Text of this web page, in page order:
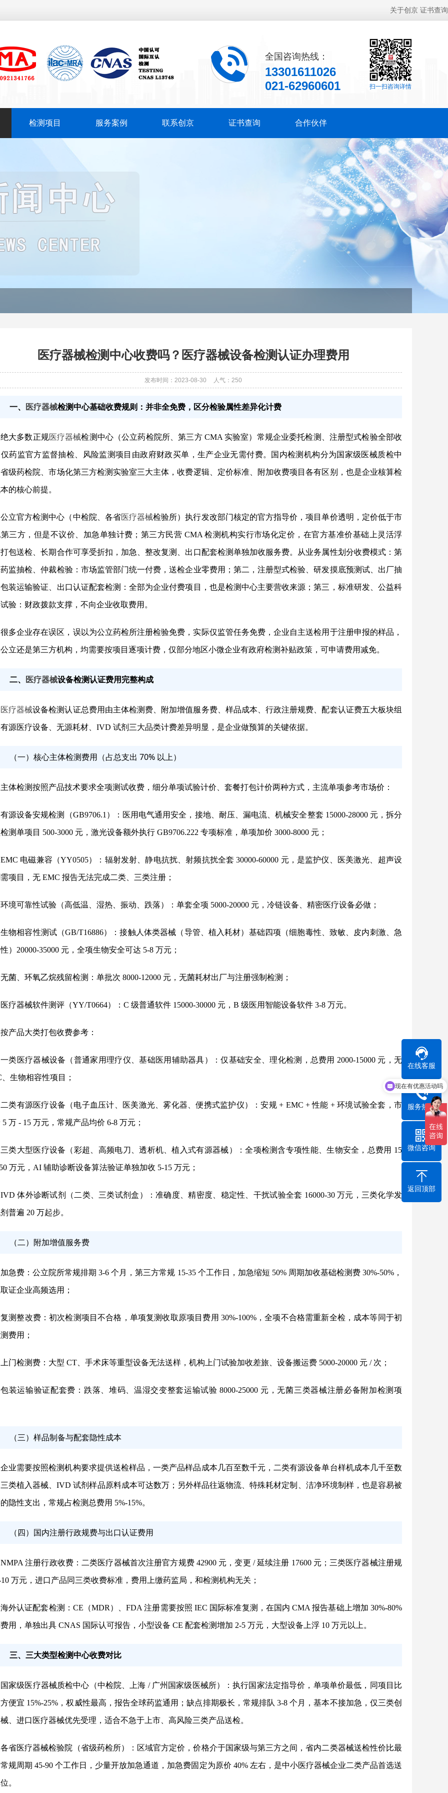
关于创京 证书查询
扫一扫咨询详情
全国咨询热线：
13301611026
021-62960601
检测项目 服务案例 联系创京 证书查询 合作伙伴
性能的通用要求 并列标准：···
医疗器械检测中心收费吗？医疗器械设备检测认证办理费用
发布时间：2023-08-30 人气： 250
一、 医疗器械检测中心基础收费规则：并非全免费，区分检验属性差异化计费
绝大多数正规医疗器械检测中心（公立药检院所、第三方 CMA 实验室） 常规企业委托检测、注册型式检验全部收
药监官方监督抽检、风险监测项目由政府财政买单，生产企业无需付费。国内检测机构分为国家级医械质检中
级药检院、市场化第三方检测实验室三大主体，收费逻辑、定价标准、附加收费项目各有区别，也是企业核算检
的核心前提。
公立官方检测中心（中检院、各省医疗器械检验所）执行发改部门核定的官方指导价，项目单价透明，定价低于市
三方，但是不议价、加急单独计费；第三方民营 CMA 检测机构实行市场化定价，在官方基准价基础上灵活浮
包送检、长期合作可享受折扣，加急、整改复测、出口配套检测单独加收服务费。从业务属性划分收费模式：第
药监抽检、仲裁检验：市场监管部门统一付费，送检企业零费用；第二，注册型式检验、研发摸底预测试、出厂抽
装运输验证、出口认证配套检测 ：全部为企业付费项目，也是检测中心主要营收来源；第三，标准研发、公益科
验：财政拨款支撑，不向企业收取费用。
很多企业存在误区，误以为公立药检所注册检验免费，实际仅监管任务免费，企业自主送检用于注册申报的样品，
立还是第三方机构，均需要按项目逐项计费，仅部分地区小微企业有政府检测补贴政策，可申请费用减免。
二、 医疗器械设备检测认证费用完整构成
医疗器械设备检测认证总费用由主体检测费、附加增值服务费、样品成本、行政注册规费、配套认证费五大板块组
源医疗设备、无源耗材、IVD 试剂三大品类计费差异明显，是企业做预算的关键依据。
（一）核心主体检测费用（占总支出 70% 以上）
主体检测按照产品技术要求全项测试收费，细分单项试验计价、套餐打包计价两种方式，主流单项参考市场价：
有源设备安规检测（GB9706.1） ：医用电气通用安全，接地、耐压、漏电流、机械安全整套 15000-28000 元，拆分
测单项目 500-3000 元，激光设备额外执行 GB9706.222 专项标准，单项加价 3000-8000 元；
EMC 电磁兼容（YY0505） ：辐射发射、静电抗扰、射频抗扰全套 30000-60000 元，是监护仪、医美激光、超声设
项目，无 EMC 报告无法完成二类、三类注册；
环境可靠性试验（高低温、湿热、振动、跌落） ：单套全项 5000-20000 元，冷链设备、精密医疗设备必做；
生物相容性测试（GB/T16886） ：接触人体类器械（导管、植入耗材）基础四项（细胞毒性、致敏、皮内刺激、急
）20000-35000 元，全项生物安全可达 5-8 万元；
无菌、环氧乙烷残留检测 ：单批次 8000-12000 元，无菌耗材出厂与注册强制检测；
医疗器械软件测评（YY/T0664） ：C 级普通软件 15000-30000 元，B 级医用智能设备软件 3-8 万元。
按产品大类打包收费参考：
一类医疗器械设备（普通家用理疗仪、基础医用辅助器具） ：仅基础安全、理化检测，总费用 2000-15000 元，无
生物相容性项目；
二类有源医疗设备（电子血压计、医美激光、雾化器、便携式监护仪） ：安规 + EMC + 性能 + 环境试验全套，市
5 万 - 15 万元，常规产品均价 6-8 万元；
三类大型医疗设备（彩超、高频电刀、透析机、植入式有源器械） ：全项检测含专项性能、生物安全，总费用 15
万元，AI 辅助诊断设备算法验证单独加收 5-15 万元；
IVD 体外诊断试剂（二类、三类试剂盒） ：准确度、精密度、稳定性、干扰试验全套 16000-30 万元，三类化学发
普遍 20 万起步。
（二）附加增值服务费
加急费 ：公立院所常规排期 3-6 个月，第三方常规 15-35 个工作日，加急缩短 50% 周期加收基础检测费 30%-50%，
证企业高频选用；
复测整改费：初次检测项目不合格，单项复测收取原项目费用 30%-100%，全项不合格需重新全检，成本等同于初
费用；
上门检测费 ：大型 CT、手术床等重型设备无法送样，机构上门试验加收差旅、设备搬运费 5000-20000 元 / 次；
包装运输验证配套费 ：跌落、堆码、温湿交变整套运输试验 8000-25000 元，无菌三类器械注册必备附加检测项
（三）样品制备与配套隐性成本
企业需要按照检测机构要求提供送检样品，一类产品样品成本几百至数千元，二类有源设备单台样机成本几千至数
类植入器械、IVD 试剂样品原料成本可达数万；另外样品往返物流、特殊耗材定制、洁净环境制样，也是容易被
隐性支出，常规占检测总费用 5%-15%。
（四）国内注册行政规费与出口认证费用
NMPA 注册行政收费：二类医疗器械首次注册官方规费 42900 元，变更 / 延续注册 17600 元；三类医疗器械注册规
10 万元，进口产品同三类收费标准，费用上缴药监局，和检测机构无关；
海外认证配套检测 ：CE（MDR）、FDA 注册需要按照 IEC 国际标准复测，在国内 CMA 报告基础上增加 30%-80%
用，单独出具 CNAS 国际认可报告，小型设备 CE 配套检测增加 2-5 万元，大型设备上浮 10 万元以上。
三、三大类型检测中心收费对比
国家级医疗器械质检中心（中检院、上海 / 广州国家级医械所） ：执行国家法定指导价，单项单价最低，同项目比
便宜 15%-25%，权威性最高，报告全球药监通用；缺点排期极长，常规排队 3-8 个月，基本不接加急，仅三类创
、进口医疗器械优先受理，适合不急于上市、高风险三类产品送检。
各省医疗器械检验院（省级药检所） ：区域官方定价，价格介于国家级与第三方之间，省内二类器械送检性价比最
规周期 45-90 个工作日，少量开放加急通道，加急费固定为原价 40% 左右，是中小医疗器械企业二类产品首选送
。
在线客服
服务热线
微信咨询
返回顶部
现在有优惠活动吗
可以介绍下你们的检测项目嘛